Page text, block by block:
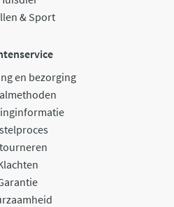
& Sport
en bezorging